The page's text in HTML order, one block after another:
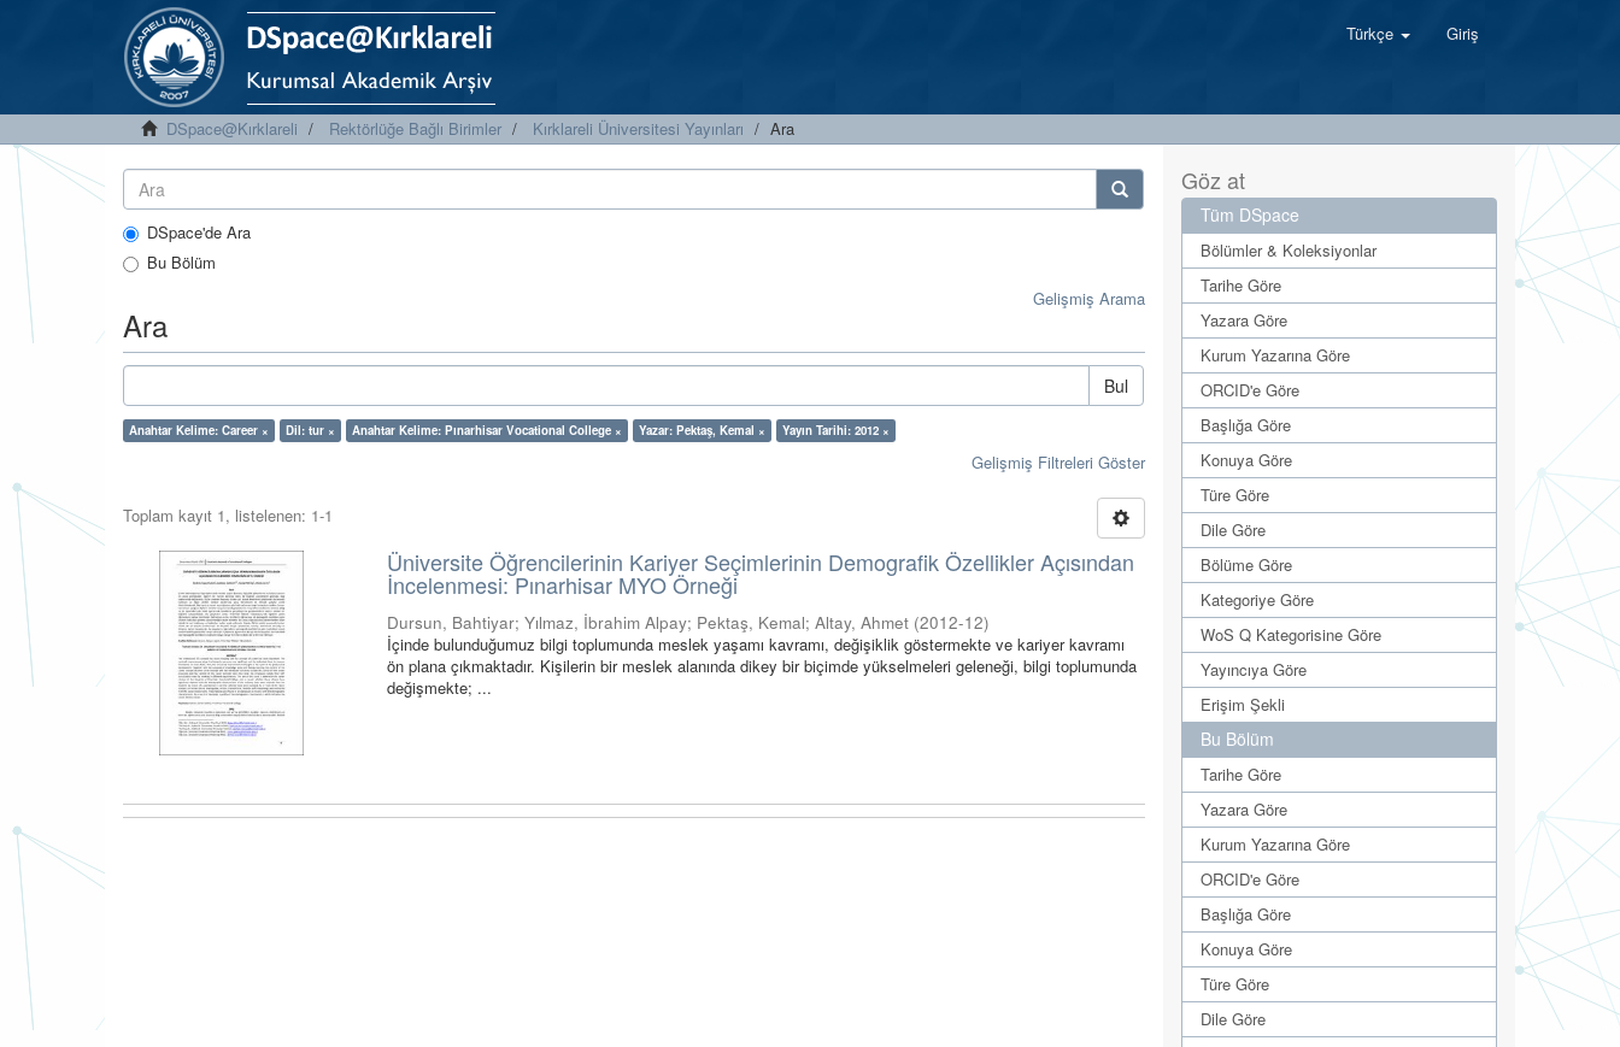
Türkçe Giriş
DSpace@Kırklareli Rektörlüğe Bağlı Birimler Kırklareli Üniversitesi Yayınları Ara
DSpace'de Ara
Bu Bölüm
Gelişmiş Arama
Ara
Bul
Anahtar Kelime: Career × Dil: tur × Anahtar Kelime: Pınarhisar Vocational College × Yazar: Pektaş, Kemal × Yayın Tarihi: 2012 ×
Gelişmiş Filtreleri Göster
Toplam kayıt 1, listelenen: 1-1
Üniversite Öğrencilerinin Kariyer Seçimlerinin Demografik Özellikler Açısından
İncelenmesi: Pınarhisar MYO Örneği
Dursun, Bahtiyar;Yılmaz, İbrahim Alpay; Pektaş, Kemal;Altay, Ahmet (2012-12)
İçinde bulunduğumuz bilgi toplumunda meslek yaşamı kavramı, değişiklik göstermekte ve kariyer kavramı
ön plana çıkmaktadır. Kişilerin bir meslek alanında dikey bir biçimde yükselmeleri geleneği, bilgi toplumunda
değişmekte; ...
Göz at
Tüm DSpace
Bölümler & Koleksiyonlar
Tarihe Göre
Yazara Göre
Kurum Yazarına Göre
ORCID'e Göre
Başlığa Göre
Konuya Göre
Türe Göre
Dile Göre
Bölüme Göre
Kategoriye Göre
WoS Q Kategorisine Göre
Yayıncıya Göre
Erişim Şekli
Bu Bölüm
Tarihe Göre
Yazara Göre
Kurum Yazarına Göre
ORCID'e Göre
Başlığa Göre
Konuya Göre
Türe Göre
Dile Göre